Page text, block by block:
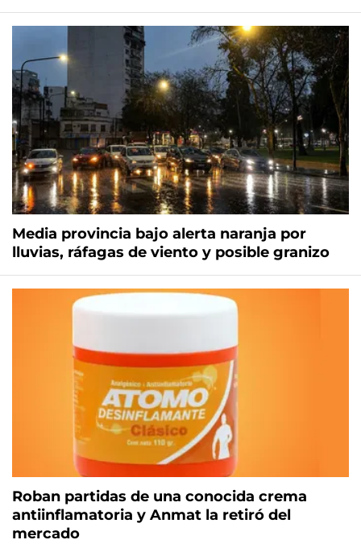
Media provincia bajo alerta naranja por
lluvias, ráfagas de viento y posible granizo
Roban partidas de una conocida crema
antiinflamatoria y Anmat la retiró del
mercado